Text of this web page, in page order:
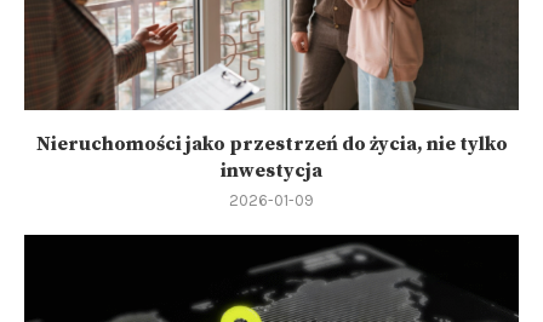
Nieruchomości jako przestrzeń do życia, nie tylko
inwestycja
2026-01-09